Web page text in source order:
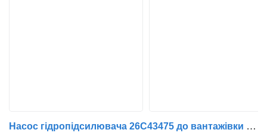
Насос гідропідсилювача 26C43475 до вантажівки Renault Midlum | 00